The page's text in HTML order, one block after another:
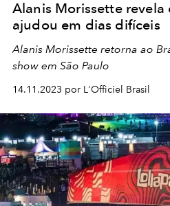
Alanis Morissette revela
ajudou em dias difíceis
Alanis Morissette retorna ao
show em São Paulo
14.11.2023 por L'Officiel Brasil